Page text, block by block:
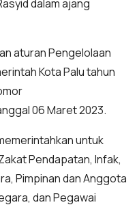
dalam ajang
aturan Pengelolaan
Kota Palu tahun
06 Maret 2023.
untuk
Pendapatan, Infak,
Pimpinan dan Anggota
dan Pegawai